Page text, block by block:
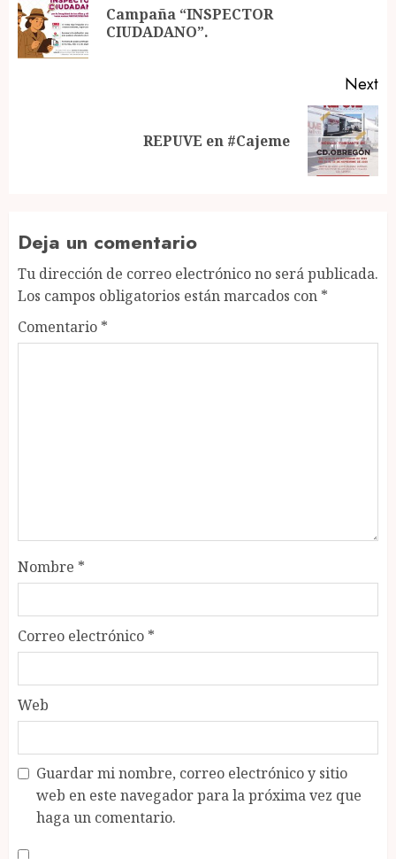
Campaña “INSPECTOR
CIUDADANO”.
Next
REPUVE en #Cajeme
Deja un comentario
Tu dirección de correo electrónico no será publicada.
Los campos obligatorios están marcados con *
Comentario *
Nombre *
Correo electrónico *
Web
Guardar mi nombre, correo electrónico y sitio
web en este navegador para la próxima vez que
haga un comentario.